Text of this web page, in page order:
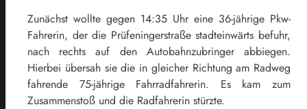
Zunächst wollte gegen 14:35 Uhr eine 36-jährige Pkw-
Fahrerin, der die Prüfeningerstraße stadteinwärts befuhr,
nach rechts auf den Autobahnzubringer abbiegen.
Hierbei übersah sie die in gleicher Richtung am Radweg
fahrende 75-jährige Fahrradfahrerin. Es kam zum
Zusammenstoß und die Radfahrerin stürzte.